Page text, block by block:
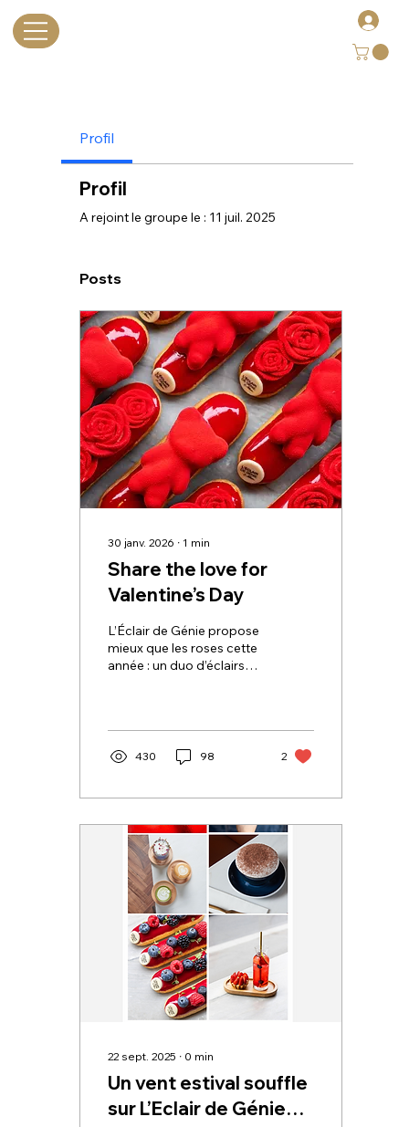
Profil
Profil
A rejoint le groupe le : 11 juil. 2025
Posts
30 janv. 2026 ∙ 1 min
Share the love for
Valentine’s Day
L’Éclair de Génie propose
mieux que les roses cette
année : un duo d’éclairs
Une attention délicate
pour celle ou celui qui
recevra ce joli bouquet
accompagné de nos
produits d’épicerie
chocolatés. Également
décliné en duo d’éclairs
ourson guimauve
Chocolat au lait , le plus
dur sera de choisir votre
préféré pour pouvoir
croquer dedans. ôté
épicerie les équipes ont
aussi saupoudré une
grande...
430 98 2
22 sept. 2025 ∙ 0 min
Un vent estival souffle
sur L’Eclair de Génie